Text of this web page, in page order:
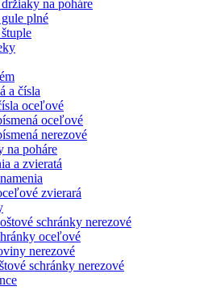
na poháre
plné
a čísla
oceľové
oceľové
nerezové
na poháre
a zvieratá
zvierará
schránky nerezové
oceľové
nerezové
schránky nerezové